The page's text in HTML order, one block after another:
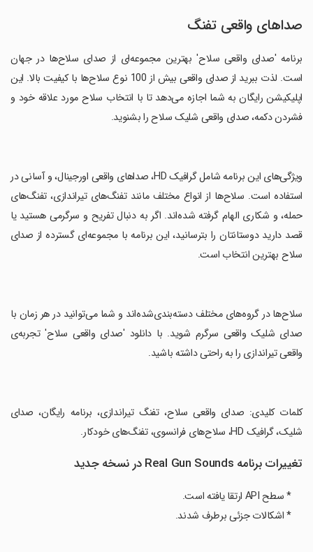
صداهای واقعی تفنگ
برنامه 'صدای واقعی سلاح' بهترین مجموعه‌ای از صدای سلاح‌ها در جهان
است. لذت ببرید از صدای واقعی بیش از 100 نوع سلاح‌ها با کیفیت بالا. این
اپلیکیشن رایگان به شما اجازه می‌دهد تا با انتخاب سلاح مورد علاقه خود و
فشردن دکمه، صدای واقعی شلیک سلاح را بشنوید.
‏ویژگی‌های این برنامه شامل گرافیک HD، صداهای واقعی اورجینال، و آسانی در
استفاده است. سلاح‌ها از انواع مختلف مانند تفنگ‌های تیراندازی، تفنگ‌های
حمله، و شکاری الهام گرفته شده‌اند. اگر به دنبال تفریح و سرگرمی هستید یا
قصد دارید دوستانتان را بترسانید، این برنامه با مجموعه‌ای گسترده از صدای
سلاح بهترین انتخاب است.
‏سلاح‌ها در گروه‌های مختلف دسته‌بندی‌شده‌اند و شما می‌توانید در هر زمان با
صدای شلیک واقعی سرگرم شوید. با دانلود 'صدای واقعی سلاح' تجربه‌ی
واقعی تیراندازی را به راحتی داشته باشید.
‏کلمات کلیدی: صدای واقعی سلاح، تفنگ تیراندازی، برنامه رایگان، صدای
شلیک، گرافیک HD، سلاح‌های فرانسوی، تفنگ‌های خودکار.
تغییرات برنامه Real Gun Sounds در نسخه جدید
* سطح API ارتقا یافته است.
* اشکالات جزئی برطرف شدند.